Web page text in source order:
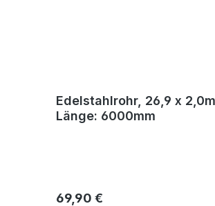
Edelstahlrohr, 26,9 x
Länge: 6000mm
Regulärer Preis:
69,90 €